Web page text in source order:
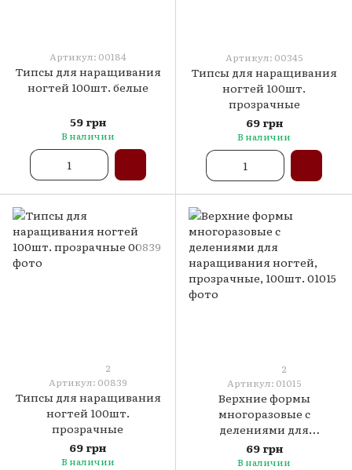
Артикул: 00184
Типсы для наращивания
ногтей 100шт. белые
59 грн
В наличии
Артикул: 00345
Типсы для наращивания
ногтей 100шт.
прозрачные
69 грн
В наличии
2
Артикул: 00839
Типсы для наращивания
ногтей 100шт.
прозрачные
69 грн
В наличии
2
Артикул: 01015
Верхние формы
многоразовые c
делениями для
наращивания ногтей,
прозрачные, 100шт.
69 грн
В наличии